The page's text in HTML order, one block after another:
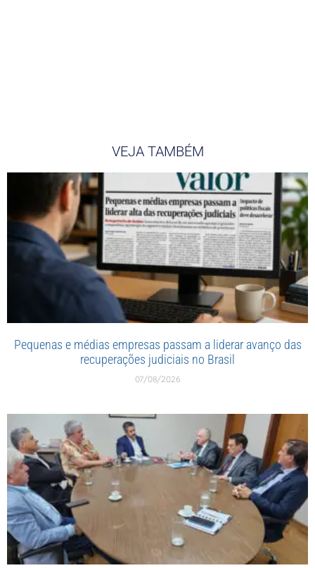
VEJA TAMBÉM
Pequenas e médias empresas passam a liderar avanço das
recuperações judiciais no Brasil
07/08/2026